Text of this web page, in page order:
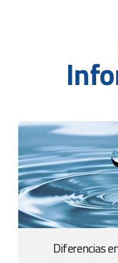
Diferencias